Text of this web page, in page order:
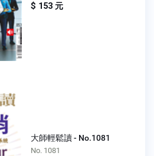
$ 153 元
大師輕鬆讀 - No.1081
No. 1081